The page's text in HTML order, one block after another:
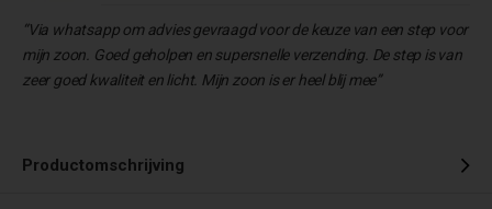
“Via whatsapp om advies gevraagd voor de keuze van een step voor
mijn zoon. Goed geholpen en supersnelle verzending. De step is van
zeer goed kwaliteit en licht. Mijn zoon is er heel blij mee”
Productomschrijving